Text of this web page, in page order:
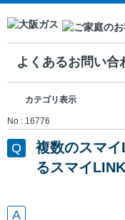
よくあるお問い合
カテゴリ表示
No : 16776
複数のスマ
るスマイ